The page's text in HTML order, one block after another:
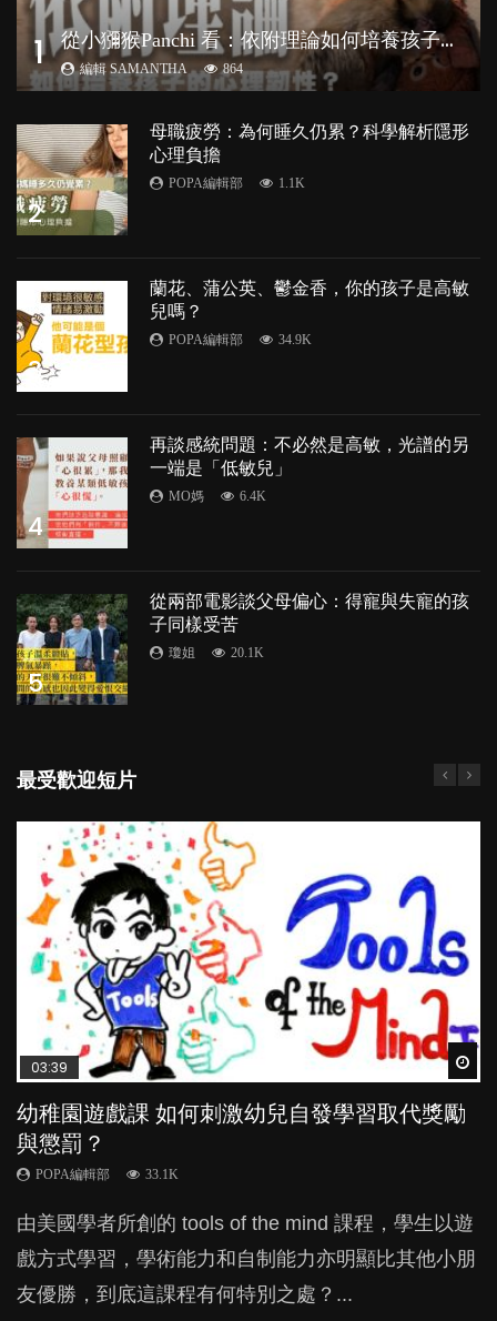
1 從
小獼猴Panchi 看：依附理論如何培養孩子心理韌性？
編輯 SAMANTHA 864
2
母職疲勞：為何睡久仍累？科學解析隱形
心理負擔
POPA編輯部 1.1K
3
蘭花、蒲公英、鬱金香，你的孩子是高敏
兒嗎？
POPA編輯部 34.9K
4
再談感統問題：不必然是高敏，光譜的另
一端是「低敏兒」
MO媽 6.4K
5
從兩部電影談父母偏心：得寵與失寵的孩
子同樣受苦
瓊姐 20.1K
最受歡迎短片
03:39
幼稚園遊戲課 如何刺激幼兒自發學習取代獎勵
與懲罰？
POPA編輯部 33.1K
由美國學者所創的 tools of the mind 課程，學生以遊
戲方式學習，學術能力和自制能力亦明顯比其他小朋
友優勝，到底這課程有何特別之處？...
04:59
幼兒playgroup真係玩耍中學習？研究指BB 15個
月大前上堂不見效果
POPA編輯部 47.1K
現今小朋友的起跑線，愈推愈前。雖然政府並無官方
的統計數字，但粗略估算，香港至少有六、七百家早
期教育中心，但孩子是否愈早上Playgroup愈好？...
04:06
全職好？在職好？｜全職媽媽與在職媽媽的壓
力與價值
POPA編輯部 25.8K
許多媽媽心底可能都有一刻掙扎過：究竟全職好，還
是在職好。雖說每個家庭都有自己的獨特狀況和考慮
因素，但原來全職和在職媽媽所養育的子女其實都各
03:02
老公患產後憂鬱症對BB的影響
POPA編輯部
鬱，影響日常生活，嚴重的甚至會有自殺，或傷害小
朋友的念頭。但為何爸爸患上產後抑鬱往往難以察
覺？...
04:18
凡事以BB為中心，就係好爸媽？｜別忽視父母
的身心虛耗
POPA編輯部 31.5K
父母日夜無間、身心俱疲地照顧BB，如何做到正向
教養？部份父母更會為了小朋友放棄自己的嗜好、減
少出席朋友聚會等等，你以為會換來美好的親子關